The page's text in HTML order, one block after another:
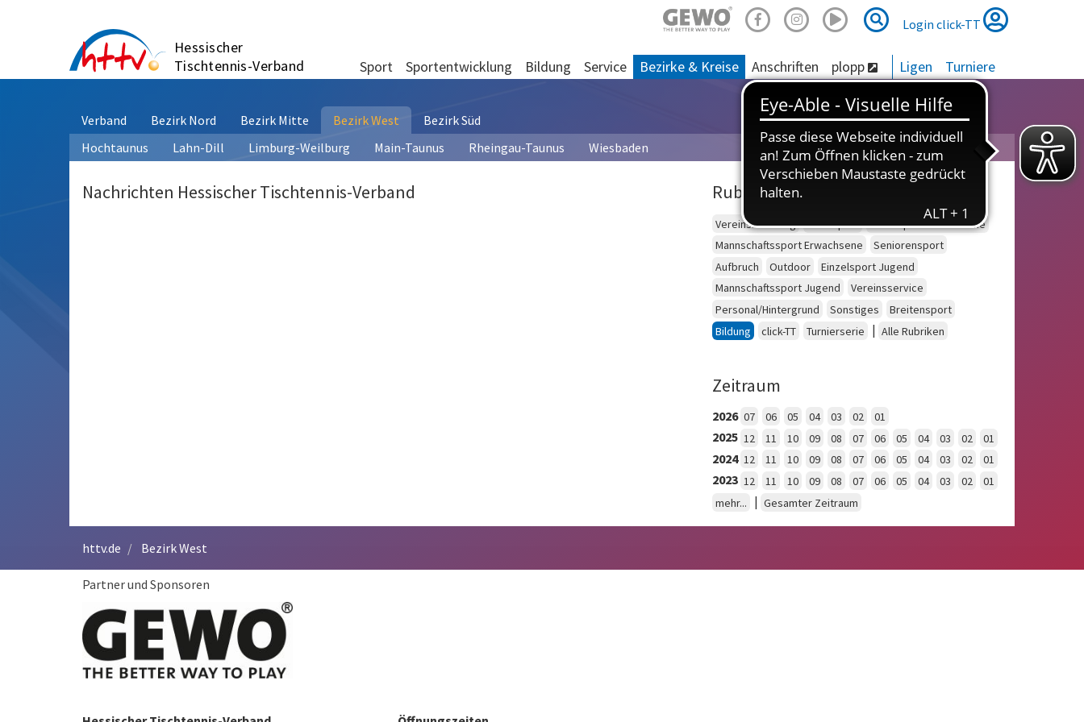
Hessischer
Tischtennis-Verband
Suche
Suche
Login click-TT
Sport Sportentwicklung Bildung Service Bezirke & Kreise Anschriften plopp Ligen Turniere
Verband Bezirk Nord Bezirk Mitte Bezirk West
Bezirk Süd
Hochtaunus
Lahn-Dill Limburg-Weilburg Main-Taunus Rheingau-Taunus Wiesbaden
Nachrichten Hessischer Tischtennis-Verband Rubriken
Vereinsberatung Schulsport
Einzelsport Erwachsene
Mannschaftssport Erwachsene
Seniorensport
Aufbruch
Outdoor
Einzelsport Jugend
Mannschaftssport Jugend
Vereinsservice
Personal/Hintergrund
Sonstiges
Breitensport
Bildung
click-TT Turnierserie | Alle Rubriken
Zeitraum
2026 07 06 05 04 03 02 01
2025 12 11 10 09 08 07 06 05 04 03 02 01
2024 12 11 10 09 08 07 06 05 04 03 02 01
2023 12 11 10 09 08 07 06 05 04 03 02
01
mehr...
| Gesamter Zeitraum
httv.de Bezirk West
Partner und Sponsoren